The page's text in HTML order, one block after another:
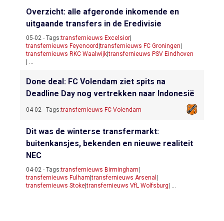
Overzicht: alle afgeronde inkomende en
uitgaande transfers in de Eredivisie
05-02 - Tags:transfernieuws Excelsior
transfernieuws Feyenoord |transfernieuws FC Groningen
transfernieuws RKC Waalwijk|transfernieuws PSV Eindhoven
| ...
Done deal: FC Volendam ziet spits na
Deadline Day nog vertrekken naar Indonesië
04-02 - Tags:transfernieuws FC Volendam
Dit was de winterse transfermarkt:
buitenkansjes, bekenden en nieuwe realiteit
NEC
04-02 - Tags:transfernieuws Birmingham
transfernieuws Fulham |transfernieuws Arsenal
transfernieuws Stoke|transfernieuws VfL Wolfsburg | ...